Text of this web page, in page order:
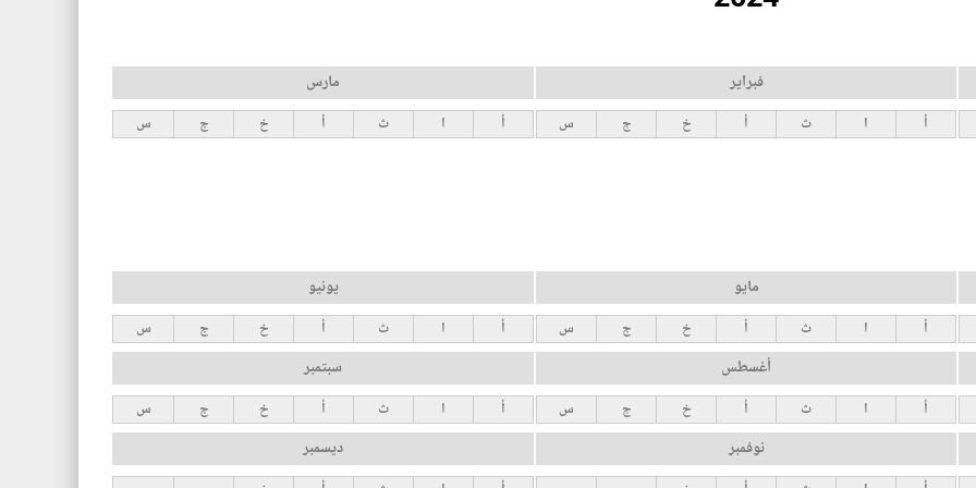
فبراير
أ ا ث أ خ ج س
مارس
أ ا ث أ خ ج س
مايو
أ ا ث أ خ ج س
يونيو
أ ا ث أ خ ج س
أغسطس
أ ا ث أ خ ج س
سبتمبر
أ ا ث أ خ ج س
نوفمبر ديسمبر